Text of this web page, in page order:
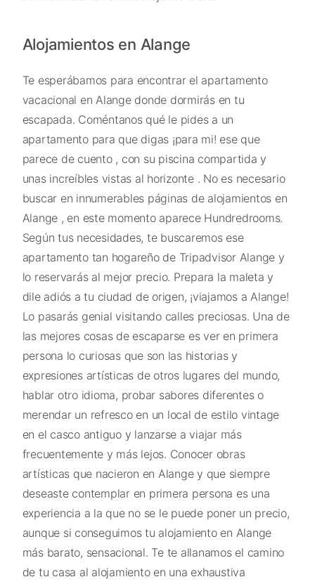
Alojamientos en Alange
Te esperábamos para encontrar el apartamento
vacacional en Alange donde dormirás en tu
escapada. Coméntanos qué le pides a un
apartamento para que digas ¡para mi! ese que
parece de cuento , con su piscina compartida y
unas increíbles vistas al horizonte . No es necesario
buscar en innumerables páginas de alojamientos en
Alange , en este momento aparece Hundredrooms.
Según tus necesidades, te buscaremos ese
apartamento tan hogareño de Tripadvisor Alange y
lo reservarás al mejor precio. Prepara la maleta y
dile adiós a tu ciudad de origen, ¡viajamos a Alange!
Lo pasarás genial visitando calles preciosas. Una de
las mejores cosas de escaparse es ver en primera
persona lo curiosas que son las historias y
expresiones artísticas de otros lugares del mundo,
hablar otro idioma, probar sabores diferentes o
merendar un refresco en un local de estilo vintage
en el casco antiguo y lanzarse a viajar más
frecuentemente y más lejos. Conocer obras
artísticas que nacieron en Alange y que siempre
deseaste contemplar en primera persona es una
experiencia a la que no se le puede poner un precio,
aunque si conseguimos tu alojamiento en Alange
más barato, sensacional. Te te allanamos el camino
de tu casa al alojamiento en una exhaustiva